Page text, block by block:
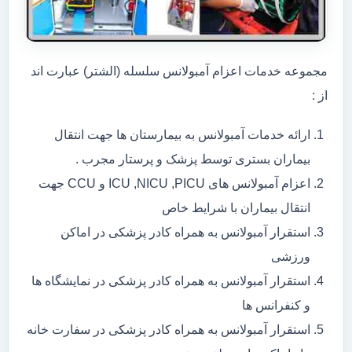
مجموعه خدمات اعزام آمبولانس سلسله (الشتر) عبارت اند
از :
ارائه خدمات آمبولانس به بیمارستان ها جهت انتقال
بیماران بستری توسط پزشک و پرستار مجرب .
اعزام آمبولانس های ICU ,NICU ,PICU و CCU جهت
انتقال بیماران با شرایط خاص
استقرار آمبولانس به همراه کادر پزشکی در اماکن
ورزشی
استقرار آمبولانس به همراه کادر پزشکی در نمایشگاه ها
و کنفرانس ها
استقرار آمبولانس به همراه کادر پزشکی در سفارت خانه